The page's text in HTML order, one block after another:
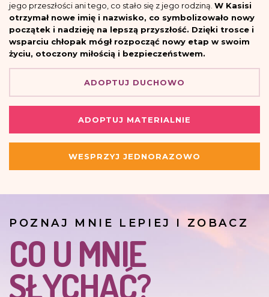
jego przeszłości ani tego, co stało się z jego rodziną. W Kasisi
otrzymał nowe imię i nazwisko, co symbolizowało nowy
początek i nadzieję na lepszą przyszłość. Dzięki trosce i
wsparciu chłopak mógł rozpocząć nowy etap w swoim
życiu, otoczony miłością i bezpieczeństwem.
ADOPTUJ DUCHOWO
ADOPTUJ MATERIALNIE
WESPRZYJ JEDNORAZOWO
POZNAJ MNIE LEPIEJ I ZOBACZ
CO U MNIE
SŁYCHAĆ?